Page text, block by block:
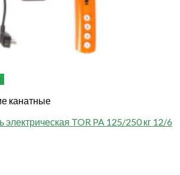
канатные
TOR PA 125/250 кг 12/6